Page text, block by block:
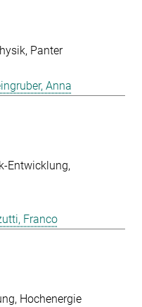
Panter
Anna
Entwicklung
Franco
Hochenergie